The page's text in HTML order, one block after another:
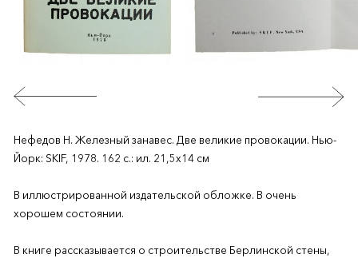
Нефедов Н. Железный занавес. Две великие провокации. Нью-
Йорк: SKIF, 1978. 162 с.: ил. 21,5х14 см
В иллюстрированной издательской обложке. В очень
хорошем состоянии.
В книге рассказывается о строительстве Берлинской стены,